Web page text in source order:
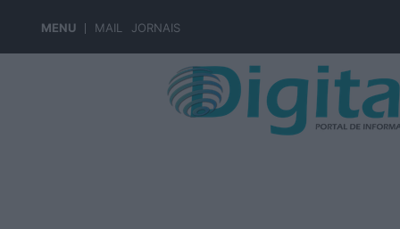
MENU MAIL JORNAIS